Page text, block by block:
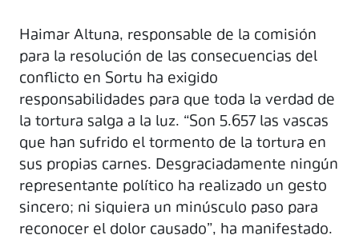
Haimar Altuna, responsable de la comisión
para la resolución de las consecuencias del
conflicto en Sortu ha exigido
responsabilidades para que toda la verdad de
la tortura salga a la luz. “Son 5.657 las vascas
que han sufrido el tormento de la tortura en
sus propias carnes. Desgraciadamente ningún
representante político ha realizado un gesto
sincero; ni siquiera un minúsculo paso para
reconocer el dolor causado”, ha manifestado.